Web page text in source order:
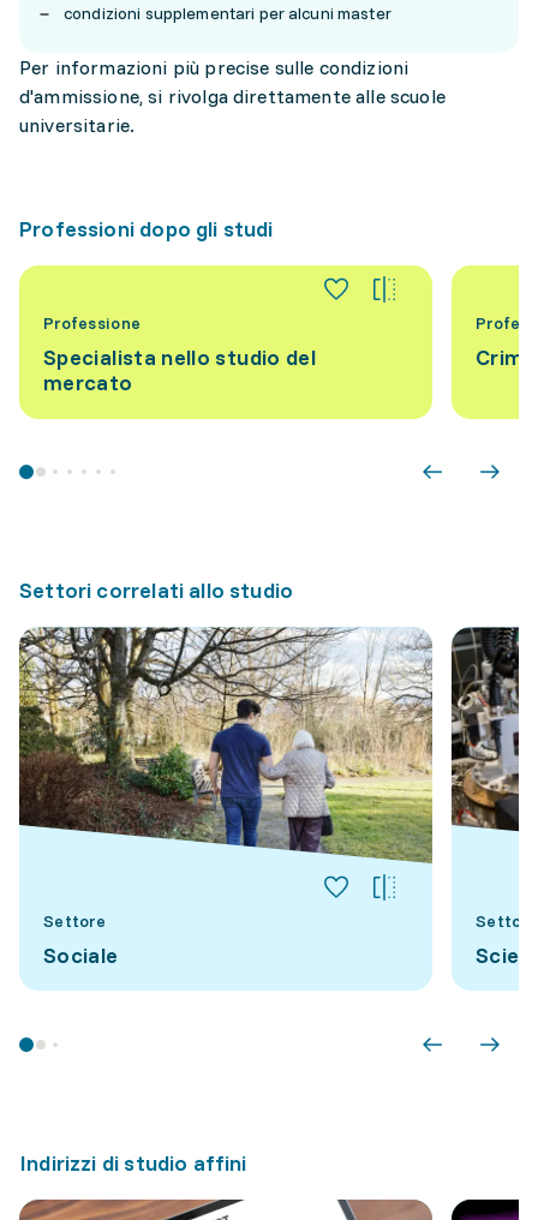
condizioni supplementari per alcuni master
Per informazioni più precise sulle condizioni
d'ammissione, si rivolga direttamente alle scuole
universitarie.
Professioni dopo gli studi
Professione
Specialista nello studio del
mercato
Settori correlati allo studio
Settore
Sociale
Settore
Indirizzi di studio affini